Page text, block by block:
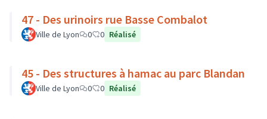
47 - Des urinoirs rue Basse Combalot
Ville de Lyon 0 0 Réalisé
45 - Des structures à hamac au parc Blandan
Ville de Lyon 0 0 Réalisé